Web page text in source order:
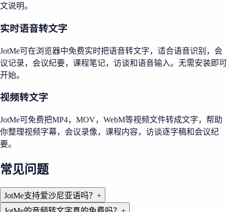
文说明。
实时语音转文字
JotMe可在浏览器中免费实时把语音转文字，适合语音识别，会
议记录，会议纪要，课程笔记，访谈和语音输入。无需安装即可
开始。
视频转文字
JotMe可免费把MP4，MOV，WebM等视频文件转成文字，帮助
你整理视频字幕，会议录像，课程内容，访谈逐字稿和会议纪
要。
常见问题
JotMe支持爱沙尼亚语吗？ +